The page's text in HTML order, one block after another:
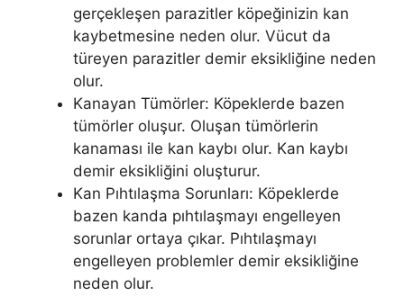
gerçekleşen parazitler köpeğinizin kan
kaybetmesine neden olur. Vücut da
türeyen parazitler demir eksikliğine neden
olur.
Kanayan Tümörler: Köpeklerde bazen
tümörler oluşur. Oluşan tümörlerin
kanaması ile kan kaybı olur. Kan kaybı
demir eksikliğini oluşturur.
Kan Pıhtılaşma Sorunları: Köpeklerde
bazen kanda pıhtılaşmayı engelleyen
sorunlar ortaya çıkar. Pıhtılaşmayı
engelleyen problemler demir eksikliğine
neden olur.